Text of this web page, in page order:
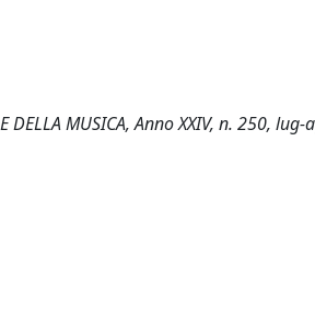
MUSICA, Anno XXIV, n. 250,